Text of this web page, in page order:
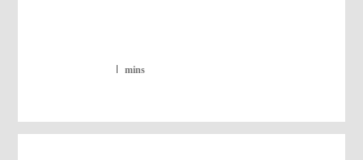
mins